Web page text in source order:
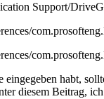
Support/
habt,
diesem Beitrag,